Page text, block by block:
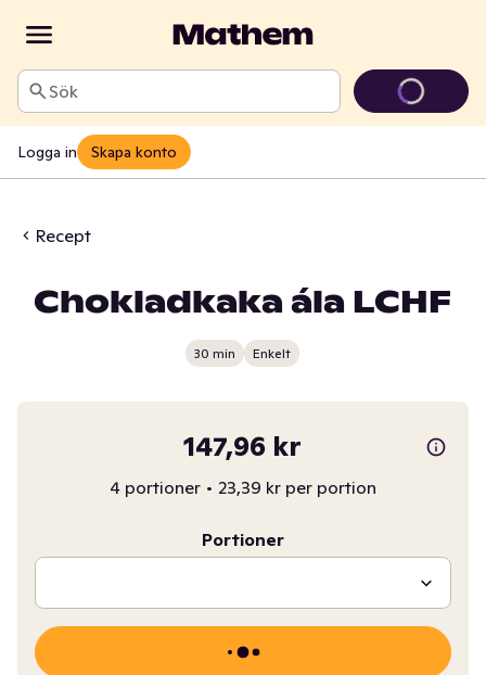
Sök
Logga in Skapa konto
Recept
Chokladkaka ála LCHF
30 min Enkelt
147,96 kr
4 portioner • 23,39 kr per portion
Portioner